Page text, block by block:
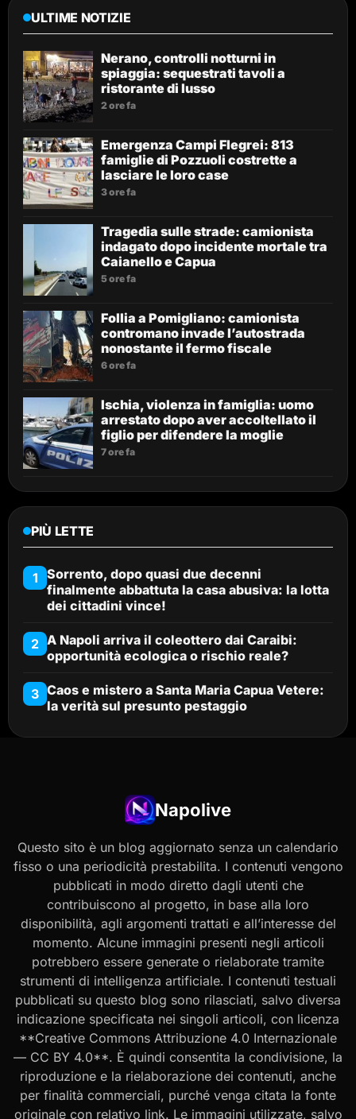
ULTIME NOTIZIE
Nerano, controlli notturni in
spiaggia: sequestrati tavoli a
ristorante di lusso
2 ore fa
Emergenza Campi Flegrei: 813
famiglie di Pozzuoli costrette a
lasciare le loro case
3 ore fa
Tragedia sulle strade: camionista
indagato dopo incidente mortale tra
Caianello e Capua
5 ore fa
Follia a Pomigliano: camionista
contromano invade l’autostrada
nonostante il fermo fiscale
6 ore fa
Ischia, violenza in famiglia: uomo
arrestato dopo aver accoltellato il
figlio per difendere la moglie
7 ore fa
PIÙ LETTE
1 Sorrento, dopo quasi due decenni
finalmente abbattuta la casa abusiva: la lotta
dei cittadini vince!
2 A Napoli arriva il coleottero dai Caraibi:
opportunità ecologica o rischio reale?
3 Caos e mistero a Santa Maria Capua Vetere:
la verità sul presunto pestaggio
Napolive
Questo sito è un blog aggiornato senza un calendario
fisso o una periodicità prestabilita. I contenuti vengono
pubblicati in modo diretto dagli utenti che
contribuiscono al progetto, in base alla loro
disponibilità, agli argomenti trattati e all’interesse del
momento. Alcune immagini presenti negli articoli
potrebbero essere generate o rielaborate tramite
strumenti di intelligenza artificiale. I contenuti testuali
pubblicati su questo blog sono rilasciati, salvo diversa
indicazione specificata nei singoli articoli, con licenza
**Creative Commons Attribuzione 4.0 Internazionale
— CC BY 4.0**. È quindi consentita la condivisione, la
riproduzione e la rielaborazione dei contenuti, anche
per finalità commerciali, purché venga citata la fonte
originale con relativo link. Le immagini utilizzate, salvo